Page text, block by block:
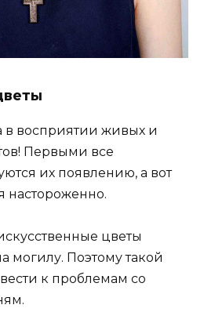
в восприятии живых и
Первыми все
их появлению, а вот
настороженно.
цветы
могилу. Поэтому такой
к проблемам со